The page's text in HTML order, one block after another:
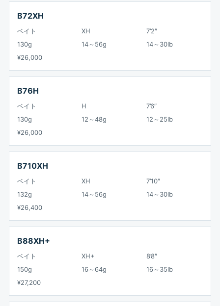
B72XH
ベイト XH
7’2″
130g
14～56g
14～30lb
¥26,000
B76H
ベイト H
7’6″
130g
12～48g
12～25lb
¥26,000
B710XH
ベイト XH
7’10″
132g
14～56g
14～30lb
¥26,400
B88XH+
ベイト XH+
8’8″
150g
16～64g
16～35lb
¥27,200